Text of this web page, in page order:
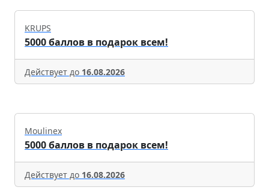
KRUPS
5000 баллов в подарок всем!
Действует до 16.08.2026
Moulinex
5000 баллов в подарок всем!
Действует до 16.08.2026